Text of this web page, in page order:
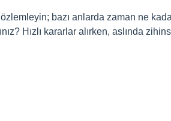
bazı anlarda zaman ne
Hızlı kararlar alırken, aslında